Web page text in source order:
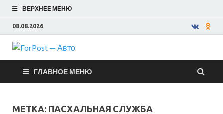
ВЕРХНЕЕ МЕНЮ
08.08.2026
ForPost —
Авто
ГЛАВНОЕ МЕНЮ
МЕТКА: ПАСХАЛЬНАЯ СЛУЖБА